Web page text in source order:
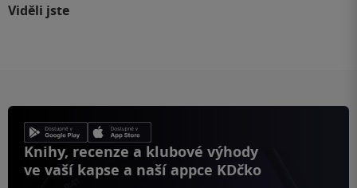
Viděli jste
Knihy, recenze a klubové výhody
ve vaší kapse a naší appce KDčko